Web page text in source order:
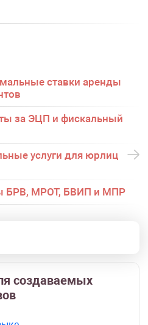
ставки аренды
за ЭЦП и фискальный
услуги для юрлиц
БРВ, МРОТ, БВИП и МПР
создаваемых